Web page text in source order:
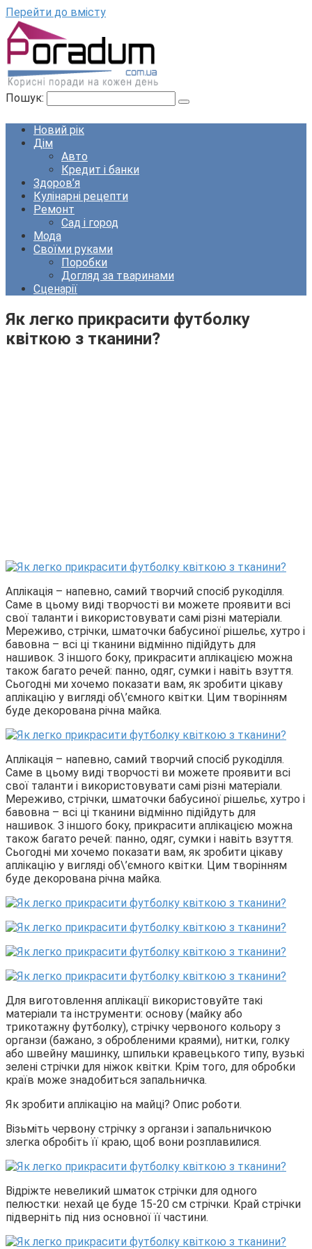
Перейти до вмісту
Пошук:
Новий рік
Дім
Авто
Кредит і банки
Здоров’я
Кулінарні рецепти
Ремонт
Сад і город
Мода
Своїми руками
Поробки
Догляд за тваринами
Сценарії
Як легко прикрасити футболку
квіткою з тканини?
Аплікація – напевно, самий творчий спосіб рукоділля.
Саме в цьому виді творчості ви можете проявити всі
свої таланти і використовувати самі різні матеріали.
Мереживо, стрічки, шматочки бабусиної рішельє, хутро і
бавовна – всі ці тканини відмінно підійдуть для
нашивок. З іншого боку, прикрасити аплікацією можна
також багато речей: панно, одяг, сумки і навіть взуття.
Сьогодні ми хочемо показати вам, як зробити цікаву
аплікацію у вигляді об\’ємного квітки. Цим творінням
буде декорована річна майка.
Аплікація – напевно, самий творчий спосіб рукоділля.
Саме в цьому виді творчості ви можете проявити всі
свої таланти і використовувати самі різні матеріали.
Мереживо, стрічки, шматочки бабусиної рішельє, хутро і
бавовна – всі ці тканини відмінно підійдуть для
нашивок. З іншого боку, прикрасити аплікацією можна
також багато речей: панно, одяг, сумки і навіть взуття.
Сьогодні ми хочемо показати вам, як зробити цікаву
аплікацію у вигляді об\’ємного квітки. Цим творінням
буде декорована річна майка.
Для виготовлення аплікації використовуйте такі
матеріали та інструменти: основу (майку або
трикотажну футболку), стрічку червоного кольору з
органзи (бажано, з обробленими краями), нитки, голку
або швейну машинку, шпильки кравецького типу, вузькі
зелені стрічки для ніжок квітки. Крім того, для обробки
країв може знадобиться запальничка.
Як зробити аплікацію на майці? Опис роботи.
Візьміть червону стрічку з органзи і запальничкою
злегка обробіть її краю, щоб вони розплавилися.
Відріжте невеликий шматок стрічки для одного
пелюстки: нехай це буде 15-20 см стрічки. Край стрічки
підверніть під низ основної її частини.